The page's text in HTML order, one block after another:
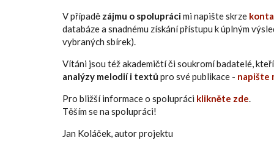
V případě zájmu o spoluprácimi napište skrze
databáze a snadnému získání přístupu k úplným
vybraných sbírek).
Vítáni jsou též akademičtí či soukromí badatelé,
analýzy melodií i textůpro své publikace - napište
Pro bližší informace o spolupráci klikněte zde.
Těším se na spolupráci!
Jan Koláček, autor projektu